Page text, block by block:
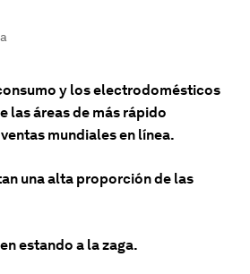
y los electrodomésticos
las áreas de más rápido
mundiales en línea.
una alta proporción de las
estando a la zaga.